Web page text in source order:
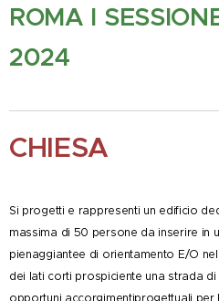
ROMA I
2024
CHIESA
Si progetti e rappresenti un edificio
massima di 50 persone da inserire in
pienaggiantee di orientamento E/O
dei lati corti prospiciente una strada
opportuni accorgimentiprogettuali per